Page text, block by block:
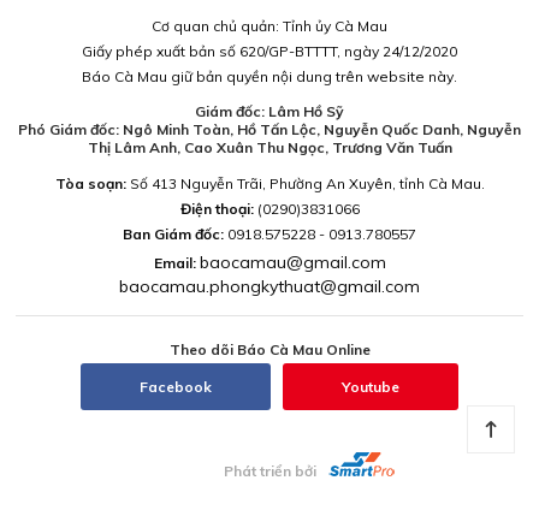
Cơ quan chủ quản: Tỉnh ủy Cà Mau
Giấy phép xuất bản số 620/GP-BTTTT, ngày 24/12/2020
Báo Cà Mau giữ bản quyền nội dung trên website này.
Giám đốc: Lâm Hồ Sỹ
Phó Giám đốc: Ngô Minh Toàn, Hồ Tấn Lộc, Nguyễn Quốc Danh, Nguyễn
Thị Lâm Anh, Cao Xuân Thu Ngọc, Trương Văn Tuấn
Tòa soạn:Số 413 Nguyễn Trãi, Phường An Xuyên, tỉnh Cà Mau.
Điện thoại: (0290)3831066
Ban Giám đốc: 0918.575228 - 0913.780557
Email: baocamau@gmail.com
baocamau.phongkythuat@gmail.com
Theo dõi Báo Cà Mau Online
Facebook Youtube
Phát triển bởi